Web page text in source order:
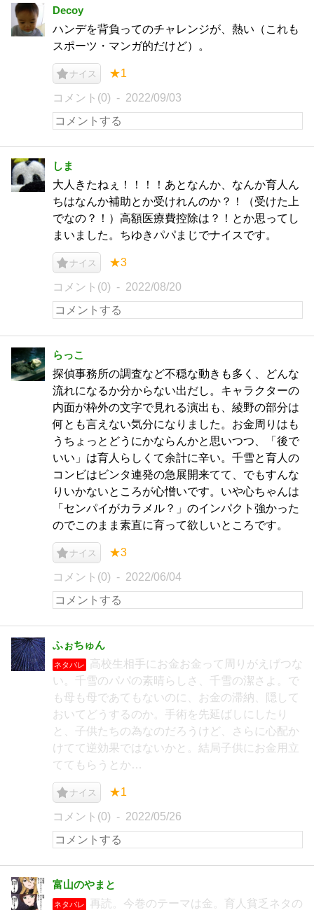
Decoy
ハンデを背負ってのチャレンジが、熱い（これも
スポーツ・マンガ的だけど）。
ナイス ★1
コメント(0) 2022/09/03
しま
大人きたねぇ！！！！あとなんか、なんか育人ん
ちはなんか補助とか受けれんのか？！（受けた上
でなの？！）高額医療費控除は？！とか思ってし
まいました。ちゆきパパまじでナイスです。
ナイス ★3
コメント(0) 2022/08/20
らっこ
探偵事務所の調査など不穏な動きも多く、どんな
流れになるか分からない出だし。キャラクターの
内面が枠外の文字で見れる演出も、綾野の部分は
何とも言えない気分になりました。お金周りはも
うちょっとどうにかならんかと思いつつ、「後で
いい」は育人らしくて余計に辛い。千雪と育人の
コンビはビンタ連発の急展開来てて、でもすんな
りいかないところが心憎いです。いや心ちゃんは
「センパイがカラメル？」のインパクト強かった
のでこのまま素直に育って欲しいところです。
ナイス ★3
コメント(0) 2022/06/04
ふぉちゅん
ネタバレ
高校生相手にお金お金って周りがえげつな
い。千雪のパパの素晴らしさ、千雪の潔さよ。で
も母も母であてもないのに、お金の滞納、隠して
おいてどうするのか。手術を先延ばしにしたり
と、子供たちの為なのだろうけど、さらに心配か
けてて逆効果ではないかと。結局子供にお金用立
ててもらうとか…
ナイス ★1
コメント(0) 2022/05/26
富山のやまと
ネタバレ
再読。今巻のテーマは金。育人貧乏ネタの